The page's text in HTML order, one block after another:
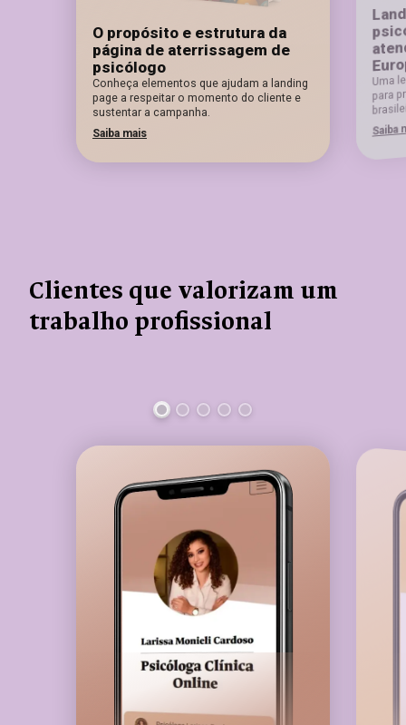
O propósito e estrutura da
página de aterrissagem de
psicólogo
Conheça elementos que ajudam a landing
page a respeitar o momento do cliente e
sustentar a campanha.
Saiba mais
Uma
para
Saiba
Clientes que valorizam um
trabalho profissional